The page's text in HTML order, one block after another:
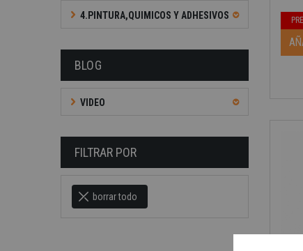
4.PINTURA,QUIMICOS Y ADHESIVOS
BLOG
VIDEO
FILTRAR POR
borrar todo